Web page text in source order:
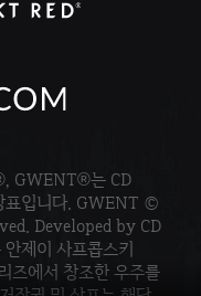
GWENT®는 CD
표입니다. GWENT ©
Developed by CD
제이 사프콥스키
에서 창조한 우주를